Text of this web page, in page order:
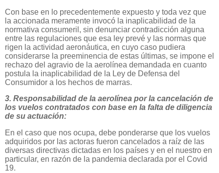
Con base en lo precedentemente expuesto y toda vez que
la accionada meramente invocó la inaplicabilidad de la
normativa consumeril, sin denunciar contradicción alguna
entre las regulaciones que esa ley prevé y las normas que
rigen la actividad aeronáutica, en cuyo caso pudiera
considerarse la preeminencia de estas últimas, se impone el
rechazo del agravio de la aerolínea demandada en cuanto
postula la inaplicabilidad de la Ley de Defensa del
Consumidor a los hechos de marras.
3. Responsabilidad de la aerolínea por la cancelación de
los vuelos contratados con base en la falta de diligencia
de su actuación:
En el caso que nos ocupa, debe ponderarse que los vuelos
adquiridos por las actoras fueron cancelados a raíz de las
diversas directivas dictadas en los países y en el nuestro en
particular, en razón de la pandemia declarada por el Covid
19.